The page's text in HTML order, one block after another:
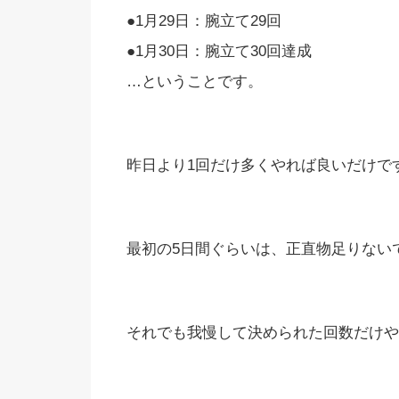
●1月29日：腕立て29回
●1月30日：腕立て30回達成
…ということです。
昨日より1回だけ多くやれば良いだけで
最初の5日間ぐらいは、正直物足りない
それでも我慢して決められた回数だけや